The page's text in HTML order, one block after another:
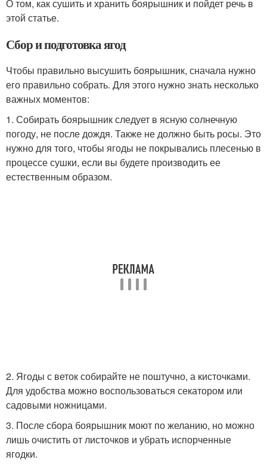
О том, как сушить и хранить боярышник и пойдет речь в
этой статье.
Сбор и подготовка ягод
Чтобы правильно высушить боярышник, сначала нужно
его правильно собрать. Для этого нужно знать несколько
важных моментов:
1. Собирать боярышник следует в ясную солнечную
погоду, не после дождя. Также не должно быть росы. Это
нужно для того, чтобы ягоды не покрывались плесенью в
процессе сушки, если вы будете производить ее
естественным образом.
2. Ягоды с веток собирайте не поштучно, а кисточками.
Для удобства можно воспользоваться секатором или
садовыми ножницами.
3. После сбора боярышник моют по желанию, но можно
лишь очистить от листочков и убрать испорченные
ягодки.